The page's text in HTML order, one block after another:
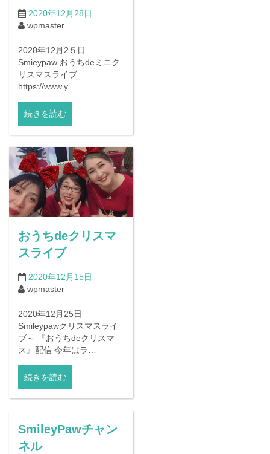
2020年12月28日
wpmaster
2020年12月2５日
Smieypaw おうちdeミニク
リスマスライブ
https://www.y…
続きを読む
おうちdeクリスマ
スライブ
2020年12月15日
wpmaster
2020年12月25日
Smileypawクリスマスライ
ブ～ 『おうちdeクリスマ
ス』配信 今年はラ…
続きを読む
SmileyPawチャン
ネル